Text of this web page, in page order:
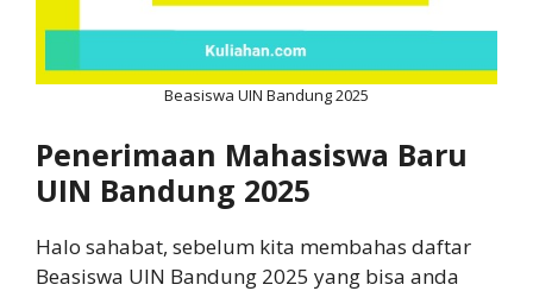
Beasiswa UIN Bandung 2025
Penerimaan Mahasiswa Baru
UIN Bandung 2025
Halo sahabat, sebelum kita membahas daftar
Beasiswa UIN Bandung 2025 yang bisa anda